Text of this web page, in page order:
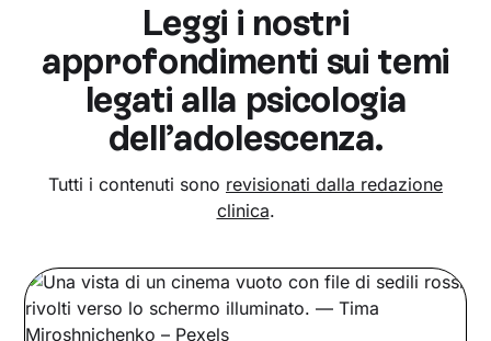
Leggi i nostri
approfondimenti sui temi
legati alla psicologia
dell’adolescenza.
Tutti i contenuti sono revisionati dalla redazione
clinica.